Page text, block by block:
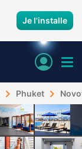
Je l'installe
Phuket